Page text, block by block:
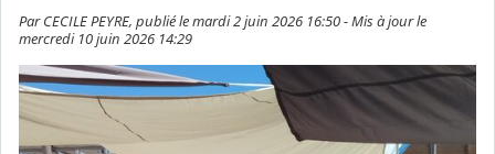
Par CECILE PEYRE, publié le mardi 2 juin 2026 16:50 - Mis à jour le
mercredi 10 juin 2026 14:29